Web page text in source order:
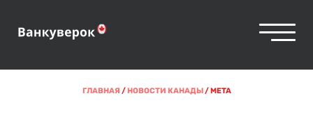
ГЛАВНАЯ /НОВОСТИ КАНАДЫ/META